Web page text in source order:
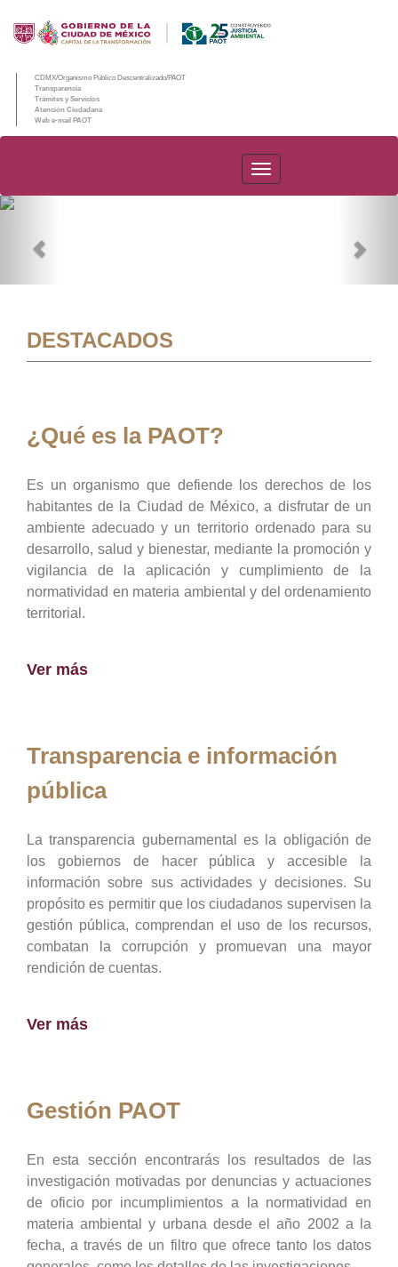
CDMX/Organismo Público Descentralizado/PAOT
Transparencia
Trámites y Servicios
Atención Ciudadana
Web e-mail PAOT
PAOT
DESTACADOS
¿Qué es la PAOT?
Es un organismo que defiende los derechos de los
habitantes de la Ciudad de México, a disfrutar de un
ambiente adecuado y un territorio ordenado para su
desarrollo, salud y bienestar, mediante la promoción y
vigilancia de la aplicación y cumplimiento de la
normatividad en materia ambiental y del ordenamiento
territorial.
Ver más
Transparencia e información
pública
La transparencia gubernamental es la obligación de
los gobiernos de hacer pública y accesible la
información sobre sus actividades y decisiones. Su
propósito es permitir que los ciudadanos supervisen la
gestión pública, comprendan el uso de los recursos,
combatan la corrupción y promuevan una mayor
rendición de cuentas.
Ver más
Gestión PAOT
En esta sección encontrarás los resultados de las
investigación motivadas por denuncias y actuaciones
de oficio por incumplimientos a la normatividad en
materia ambiental y urbana desde el año 2002 a la
fecha, a través de un filtro que ofrece tanto los datos